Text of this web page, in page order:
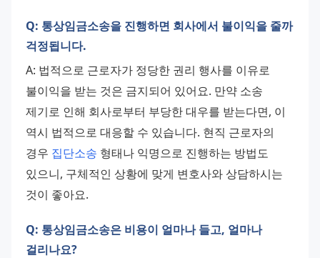
Q: 통상임금소송을 진행하면 회사에서 불이익을 줄까
걱정됩니다.
A: 법적으로 근로자가 정당한 권리 행사를 이유로
불이익을 받는 것은 금지되어 있어요. 만약 소송
제기로 인해 회사로부터 부당한 대우를 받는다면, 이
역시 법적으로 대응할 수 있습니다. 현직 근로자의
경우 집단소송 형태나 익명으로 진행하는 방법도
있으니, 구체적인 상황에 맞게 변호사와 상담하시는
것이 좋아요.
Q: 통상임금소송은 비용이 얼마나 들고, 얼마나
걸리나요?